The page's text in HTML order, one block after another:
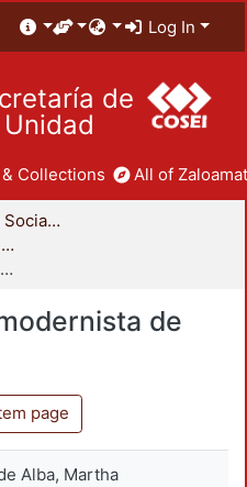
Log In
de
Unidad
Collections All of
División de Ciencias Sociales y Humanidades
Libros - División de Ciencias Sociales y Humanidades
Habitar la utopía modernista de Ciudad Satélite
de
page
Alba, Martha